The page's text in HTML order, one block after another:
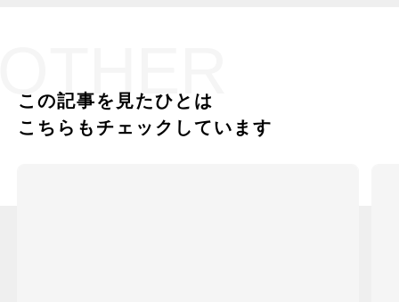
この記事を見たひとは
こちらもチェックしています